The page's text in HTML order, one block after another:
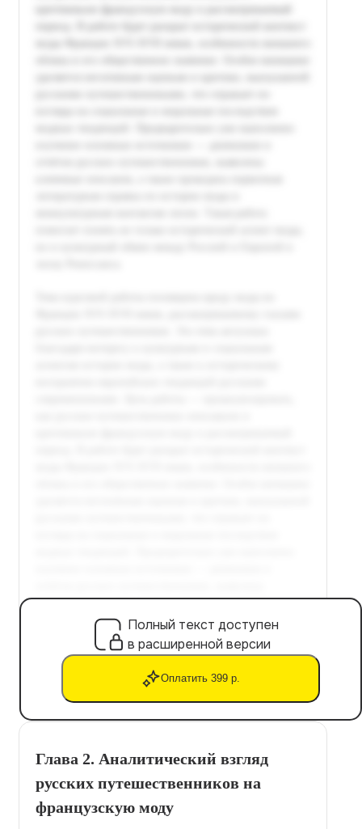
Полный текст доступен
в расширенной версии
Оплатить 399 р.
Глава 2. Аналитический взгляд
русских путешественников на
французскую моду